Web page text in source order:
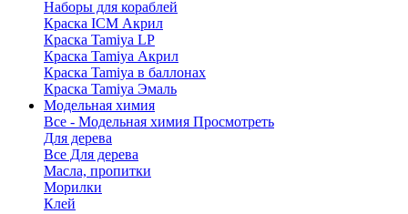
Наборы для кораблей
Краска ICM Акрил
Краска Tamiya LP
Краска Tamiya Акрил
Краска Tamiya в баллонах
Краска Tamiya Эмаль
Модельная химия
Все - Модельная химия Просмотреть
Для дерева
Все Для дерева
Масла, пропитки
Морилки
Клей